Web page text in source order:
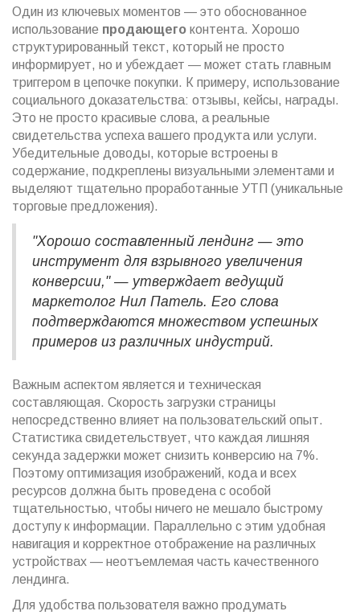
Один из ключевых моментов — это обоснованное
использование продающего контента. Хорошо
структурированный текст, который не просто
информирует, но и убеждает — может стать главным
триггером в цепочке покупки. К примеру, использование
социального доказательства: отзывы, кейсы, награды.
Это не просто красивые слова, а реальные
свидетельства успеха вашего продукта или услуги.
Убедительные доводы, которые встроены в
содержание, подкреплены визуальными элементами и
выделяют тщательно проработанные УТП (уникальные
торговые предложения).
"Хорошо составленный лендинг — это
инструмент для взрывного увеличения
конверсии," — утверждает ведущий
маркетолог Нил Патель. Его слова
подтверждаются множеством успешных
примеров из различных индустрий.
Важным аспектом является и техническая
составляющая. Скорость загрузки страницы
непосредственно влияет на пользовательский опыт.
Статистика свидетельствует, что каждая лишняя
секунда задержки может снизить конверсию на 7%.
Поэтому оптимизация изображений, кода и всех
ресурсов должна быть проведена с особой
тщательностью, чтобы ничего не мешало быстрому
доступу к информации. Параллельно с этим удобная
навигация и корректное отображение на различных
устройствах — неотъемлемая часть качественного
лендинга.
Для удобства пользователя важно продумать